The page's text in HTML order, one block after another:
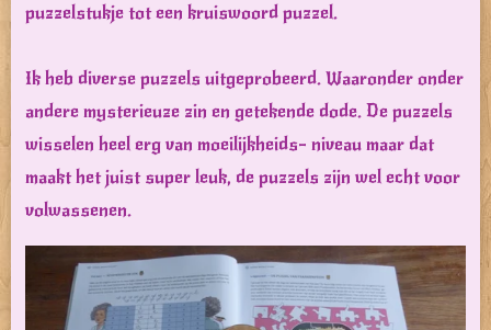
puzzelstukje tot een kruiswoord puzzel.
Ik heb diverse puzzels uitgeprobeerd. Waaronder onder
andere mysterieuze zin en getekende dode. De puzzels
wisselen heel erg van moeilijkheids- niveau maar dat
maakt het juist super leuk, de puzzels zijn wel echt voor
volwassenen.